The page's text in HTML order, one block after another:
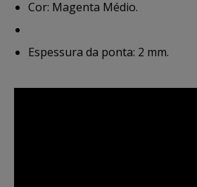
Cor: Magenta Médio.
Espessura da ponta: 2 mm.